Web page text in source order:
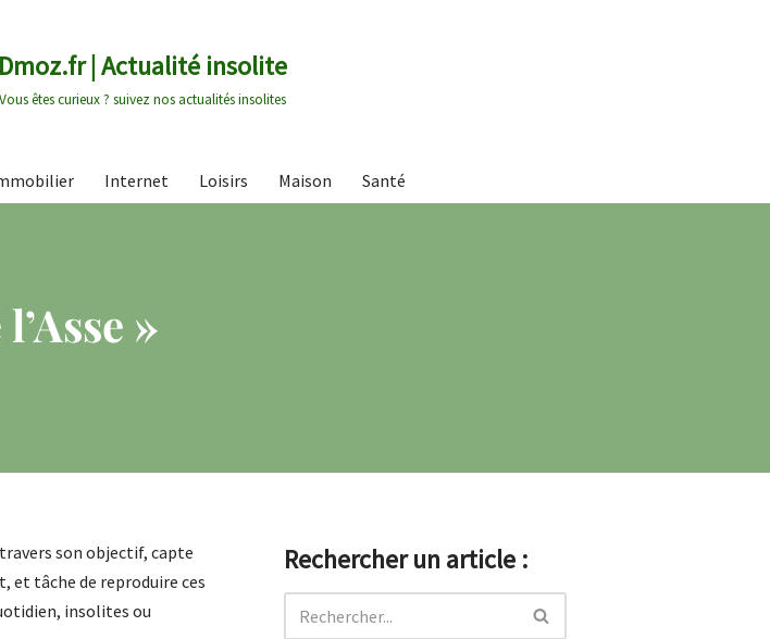
Dmoz.fr | Actualité insolite
Vous êtes curieux ? suivez nos actualités insolites
Internet Loisirs Maison Santé
»
son objectif, capte
et tâche de reproduire ces
insolites ou
Rechercher un article :